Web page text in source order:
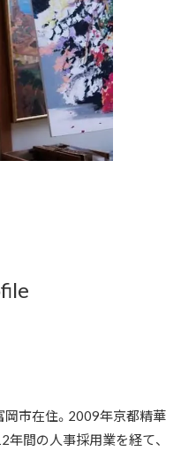
市在住。2009年京都精華
間の人事採用業を経て、